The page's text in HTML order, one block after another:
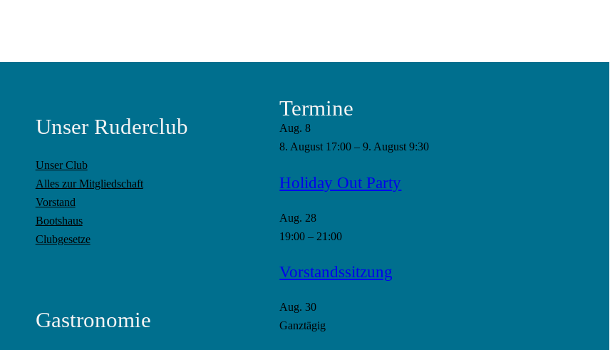
Unser Ruderclub
Unser Club
Alles zur Mitgliedschaft
Vorstand
Bootshaus
Clubgesetze
Gastronomie
Termine
Aug.8
8. August 17:00 –9. August 9:30
Holiday Out Party
Aug. 28
19:00 – 21:00
Vorstandssitzung
Aug.30
Ganztägig